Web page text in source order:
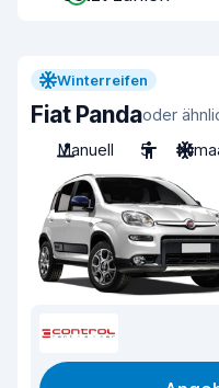
Winterreifen
Fiat Pandaoder
Manuell
5